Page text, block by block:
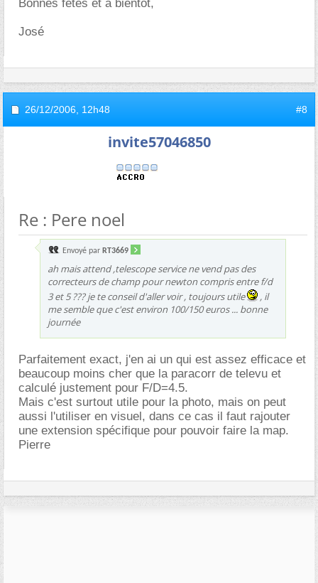
Bonnes fêtes et à bientôt,
José
26/12/2006, 12h48 #8
invite57046850
Re : Pere noel
Envoyé par RT3669
ah mais attend ,telescope service ne vend pas des
correcteurs de champ pour newton compris entre f/d
3 et 5 ??? je te conseil d'aller voir , toujours utile
, il
me semble que c'est environ 100/150 euros ... bonne
journée
Parfaitement exact, j'en ai un qui est assez efficace et
beaucoup moins cher que la paracorr de televu et
calculé justement pour F/D=4.5.
Mais c'est surtout utile pour la photo, mais on peut
aussi l'utiliser en visuel, dans ce cas il faut rajouter
une extension spécifique pour pouvoir faire la map.
Pierre